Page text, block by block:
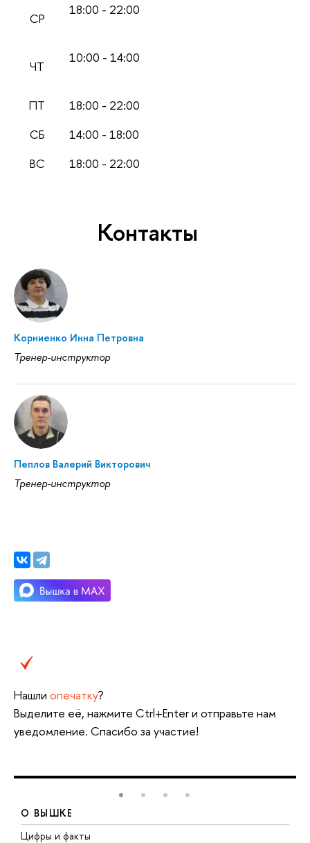
СР
18:00 - 22:00
ЧТ
10:00 - 14:00
ПТ
18:00 - 22:00
СБ
14:00 - 18:00
ВС
18:00 - 22:00
Контакты
Корниенко Инна Петровна
Тренер-инструктор
Пеплов Валерий Викторович
Тренер-инструктор
Нашли опечатку?
Выделите её, нажмите Ctrl+Enter и отправьте нам
уведомление. Спасибо за участие!
О ВЫШКЕ
Цифры и факты